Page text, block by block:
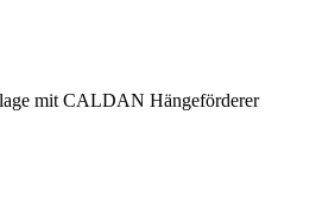
mit CALDAN Hängeförderer